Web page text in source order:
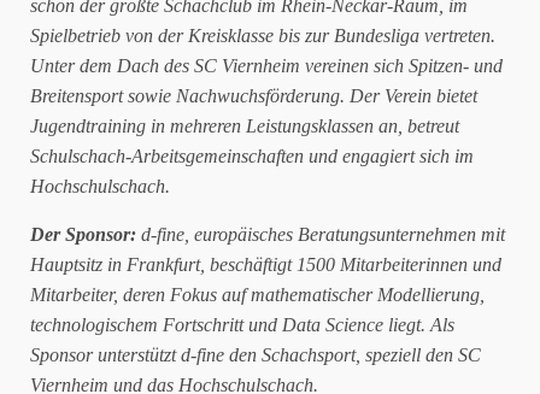
schon der größte Schachclub im Rhein-Neckar-Raum, im
Spielbetrieb von der Kreisklasse bis zur Bundesliga vertreten.
Unter dem Dach des SC Viernheim vereinen sich Spitzen- und
Breitensport sowie Nachwuchsförderung. Der Verein bietet
Jugendtraining in mehreren Leistungsklassen an, betreut
Schulschach-Arbeitsgemeinschaften und engagiert sich im
Hochschulschach.
Der Sponsor: d-fine, europäisches Beratungsunternehmen mit
Hauptsitz in Frankfurt, beschäftigt 1500 Mitarbeiterinnen und
Mitarbeiter, deren Fokus aufmathematischer Modellierung,
technologischem Fortschritt und Data Science liegt. Als
Sponsor unterstützt d-fine den Schachsport, speziell den SC
Viernheim und das Hochschulschach.